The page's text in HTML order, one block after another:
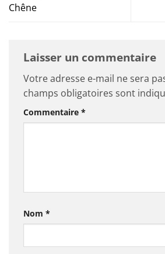
Chêne
Laisser un commentaire
Votre adresse e-mail ne sera
champs obligatoires sont
Commentaire *
Nom *